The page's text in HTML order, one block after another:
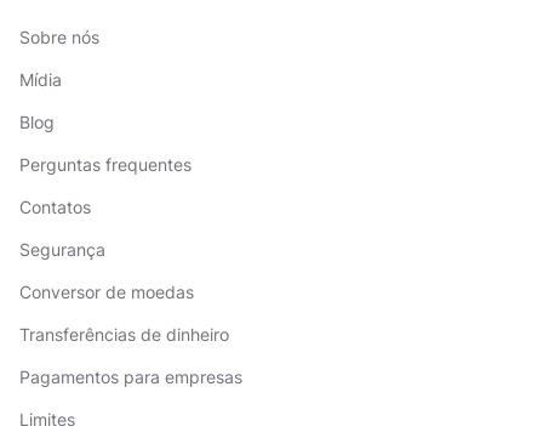
Sobre nós
Mídia
Blog
Perguntas frequentes
Contatos
Segurança
Conversor de moedas
Transferências de dinheiro
Pagamentos para empresas
Limites